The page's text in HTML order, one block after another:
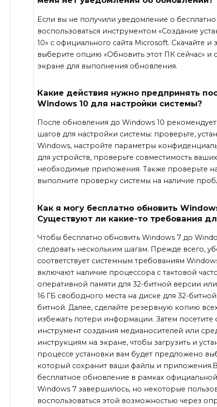
Если вы не получили уведомление о
воспользоваться инструментом «Создание
10» с официального сайта Microsoft. Скачайте и
выберите опцию «Обновить этот ПК сейчас» и
экране для выполнения обновления.
Какие действия нужно предпринять
Windows 10 для настройки системы?
После обновления до Windows 10
шагов для настройки системы: проверьте,
Windows, настройте параметры
для устройств, проверьте совместимость
необходимые приложения. Также проверьте
выполните проверку системы на наличие
Как я могу бесплатно обновить
Существуют ли какие-то требования
Чтобы бесплатно обновить Windows 7 до
следовать нескольким шагам. Прежде всего,
соответствует системным требованиям
включают наличие процессора с тактовой
оперативной памяти для 32-битной версии
16 ГБ свободного места на диске для 32-
битной. Далее, сделайте резервную копию
избежать потери информации. Затем посетите
инструмент создания медианосителей или
инструкциям на экране, чтобы загрузить и
процессе установки вам будет предложено
который сохранит ваши файлы и
бесплатное обновление в рамках
Windows 7 завершилось, но некоторые
воспользоваться этой возможностью через